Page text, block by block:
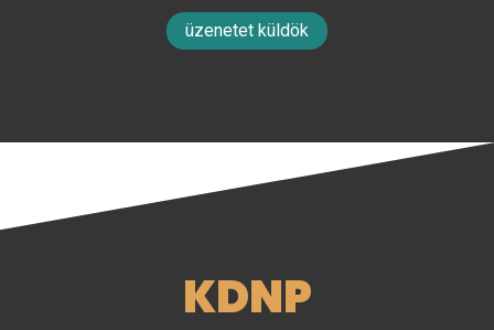
üzenetet küldök
KDNP